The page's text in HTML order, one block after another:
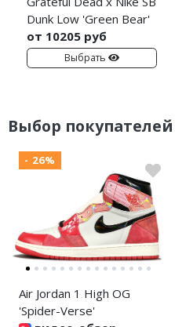
Dunk Low 'Green Bear'
от 10205 руб
Выбрать
Выбор покупателей
- 26%
Air Jordan 1 High OG
'Spider-Verse'